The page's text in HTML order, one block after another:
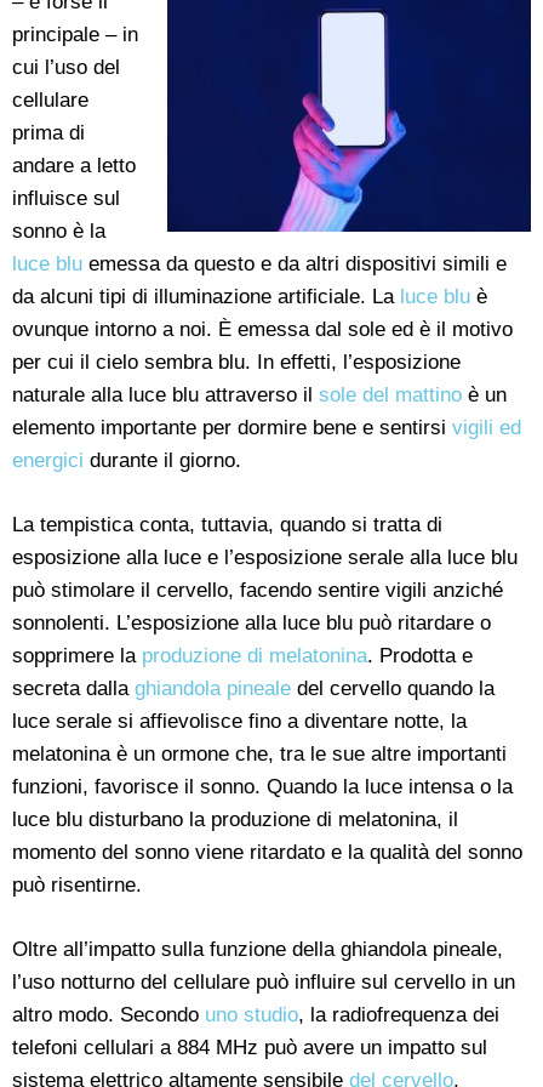
principale – in
cui l’uso del
cellulare
prima di
andare a letto
influisce sul
sonno è la
luce blu emessa da questo e da altri dispositivi simili e
da alcuni tipi di illuminazione artificiale. La luce blu è
ovunque intorno a noi. È emessa dal sole ed è il motivo
per cui il cielo sembra blu. In effetti, l’esposizione
naturale alla luce blu attraverso il sole del mattino è un
elemento importante per dormire bene e sentirsi vigili ed
energici durante il giorno.
La tempistica conta, tuttavia, quando si tratta di
esposizione alla luce e l’esposizione serale alla luce blu
può stimolare il cervello, facendo sentire vigili anziché
sonnolenti. L’esposizione alla luce blu può ritardare o
sopprimere la produzione di melatonina. Prodotta e
secreta dalla ghiandola pineale del cervello quando la
luce serale si affievolisce fino a diventare notte, la
melatonina è un ormone che, tra le sue altre importanti
funzioni, favorisce il sonno. Quando la luce intensa o la
luce blu disturbano la produzione di melatonina, il
momento del sonno viene ritardato e la qualità del sonno
può risentirne.
Oltre all’impatto sulla funzione della ghiandola pineale,
l’uso notturno del cellulare può influire sul cervello in un
altro modo. Secondo uno studio, la radiofrequenza dei
telefoni cellulari a 884 MHz può avere un impatto sul
sistema elettrico altamente sensibile del cervello,